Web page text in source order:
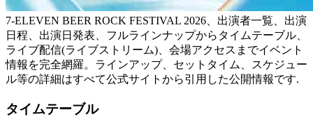
7-ELEVEN BEER ROCK FESTIVAL 2026、出演者一覧、出演
日程、出演日発表、フルラインナップからタイムテーブル、
ライブ配信(ライブストリーム)、会場アクセスまでイベント
情報を完全網羅。ラインアップ、セットタイム、スケジュー
ル等の詳細はすべて公式サイトから引用した公開情報です.
タイムテーブル